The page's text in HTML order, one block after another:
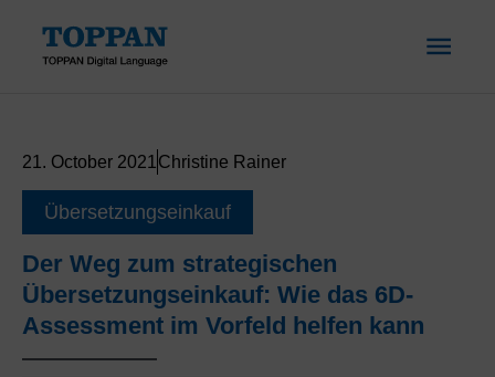
content
21. October 2021 Christine Rainer
Übersetzungseinkauf
Der Weg zum strategischen
Übersetzungseinkauf: Wie das 6D-
Assessment im Vorfeld helfen kann